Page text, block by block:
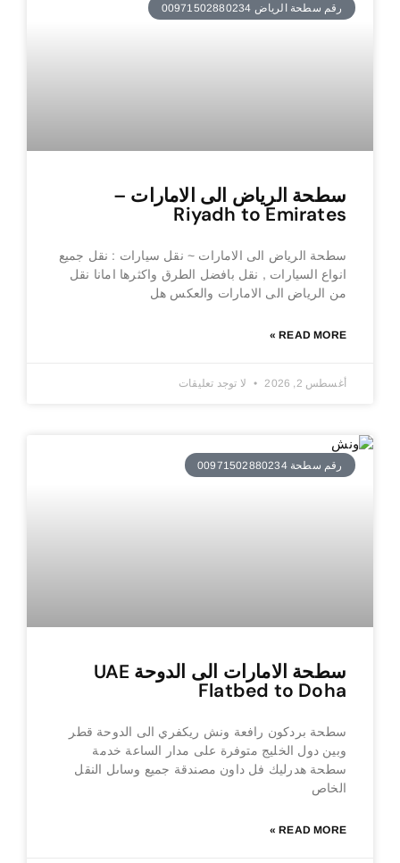
رقم سطحة الرياض 00971502880234
سطحة الرياض الى الامارات –
Riyadh to Emirates
سطحة الرياض الى الامارات ~ نقل سيارات : نقل جميع
انواع السيارات , نقل بافضل الطرق واكثرها امانا نقل
من الرياض الى الامارات والعكس هل
READ MORE »
أغسطس 2, 2026 لا توجد تعليقات
رقم سطحة 00971502880234
سطحة الامارات الى الدوحة UAE
Flatbed to Doha
سطحة بردكون رافعة ونش ريكفري الى الدوحة قطر
وبين دول الخليج متوفرة على مدار الساعة خدمة
سطحة هدرليك فل داون مصندقة جميع وساىل النقل
الخاص
READ MORE »